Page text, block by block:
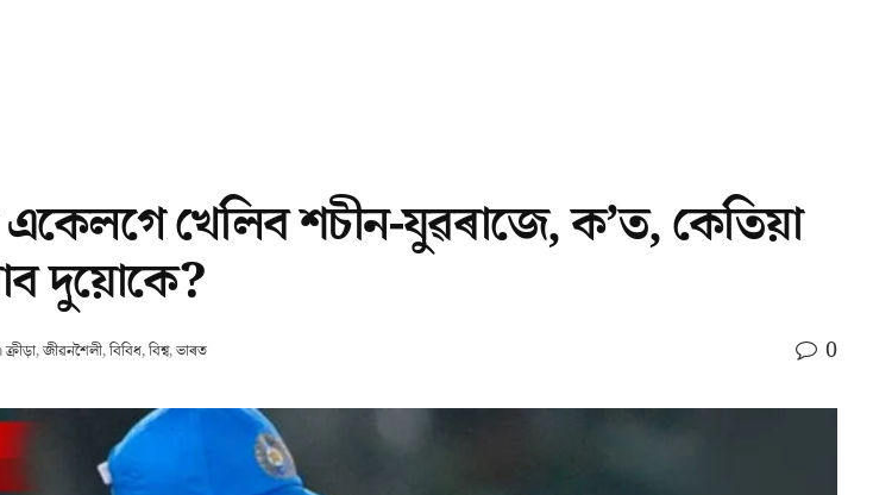
খেলিব শচীন-যুৱৰাজে, ক’ত, কেতিয়া
দুয়োকে?
ক্ৰীড়া,জীৱনশৈলী,বিবিধ,বিশ্ব,ভাৰত 0